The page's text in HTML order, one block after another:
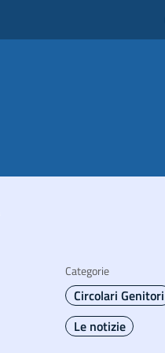
Categorie
Circolari Genitori
Le notizie